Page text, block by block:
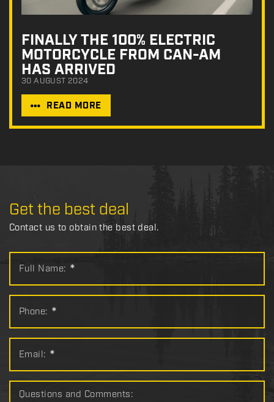
FINALLY THE 100% ELECTRIC
MOTORCYCLE FROM CAN-AM
HAS ARRIVED
30 AUGUST 2024
READ MORE
Get the best deal
Contact us to obtain the best deal.
Full Name: *
Phone: *
Email: *
Questions and Comments: